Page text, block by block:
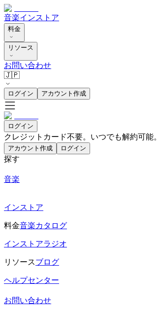
音楽インストア
料金
リソース
お問い合わせ
🇯🇵
ログイン アカウント作成
ログイン
クレジットカード不要。いつでも解約可能。
アカウント作成 ログイン
探す
音楽
インストア
料金音楽カタログ
インストアラジオ
リソースブログ
ヘルプセンター
お問い合わせ